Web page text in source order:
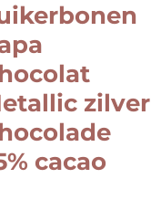
zilver
cacao